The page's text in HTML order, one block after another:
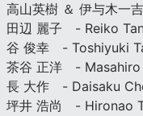
高山英樹 ＆ 伊与木
田辺 麗子 - Reiko
谷 俊幸 - Toshiyuki
茶谷 正洋 - Masahiro
長 大作 - Daisaku
坪井 浩尚 - Hironao